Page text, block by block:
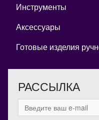
Инструменты
Аксессуары
Готовые изделия
РАССЫЛКА